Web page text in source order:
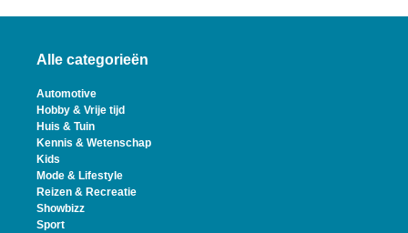
Alle categorieën
Automotive
Hobby & Vrije tijd
Huis & Tuin
Kennis & Wetenschap
Kids
Mode & Lifestyle
Reizen & Recreatie
Showbizz
Sport